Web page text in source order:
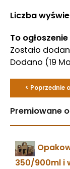
Liczba
To
Zostało
Dodano (19
< Poprzednie
Premiowane
350/900ml i